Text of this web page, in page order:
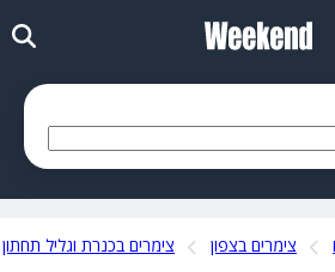
צימרים בצפון צימרים בכנרת וגליל תחתון